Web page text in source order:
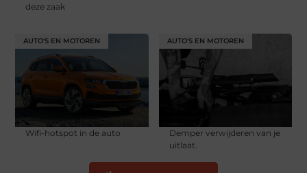
deze zaak
AUTO'S EN MOTOREN
Wifi-hotspot in de auto
AUTO'S EN MOTOREN
Demper verwijderen van je
uitlaat.